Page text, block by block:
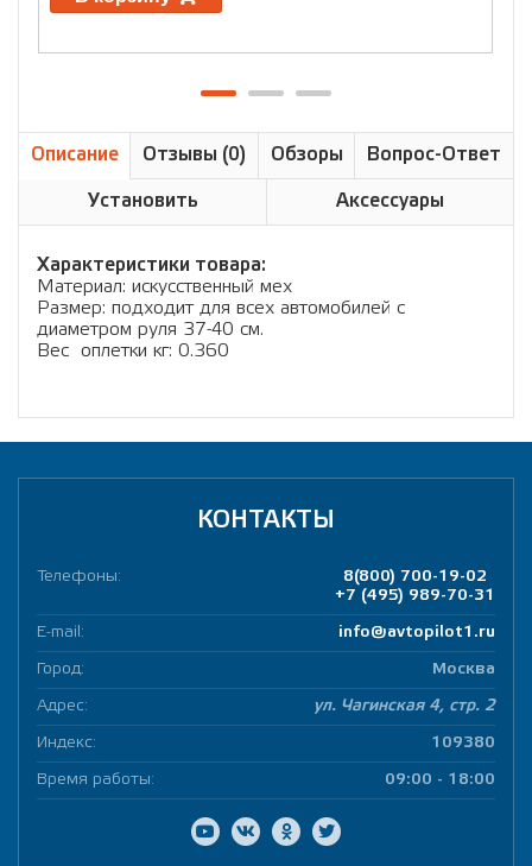
Описание Отзывы (0) Обзоры Вопрос-Ответ
Установить Аксессуары
Характеристики товара:
Материал: искусственный мех
Размер: подходит для всех автомобилей с
диаметром руля 37-40 см.
Вес оплетки кг: 0.360
КОНТАКТЫ
Телефоны:
8(800) 700-19-02
+7 (495) 989-70-31
E-mail: info@avtopilot1.ru
Город: Москва
Адрес: ул. Чагинская 4, стр. 2
Индекс: 109380
Время работы: 09:00 - 18:00